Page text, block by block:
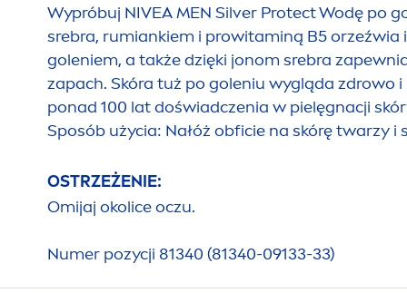
Wypróbuj NIVEAMEN Silver ProtectWodę po
srebra, rumiankiem i prowitaminą B5 orzeźwia
goleniem, a także dzięki jonom srebra
zapach. Skóra tuż po goleniu wygląda zdrowo
ponad 100 lat doświadczenia w pielęgnacji
Sposób użycia: Nałóż obficie na skórę twarzy
OSTRZEŻENIE:
Omijaj okolice oczu.
Numer pozycji 81340 (81340-09133-33)